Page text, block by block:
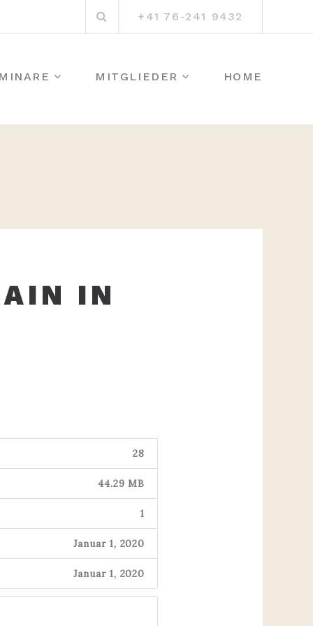
nach:
+41 76-241 9432
MITGLIEDER HOME
IN
28
44.29 MB
1
Januar 1, 2020
Januar 1, 2020